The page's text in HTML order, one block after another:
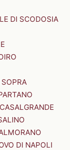
DI SCODOSIA
CASALGRANDE
DI NAPOLI